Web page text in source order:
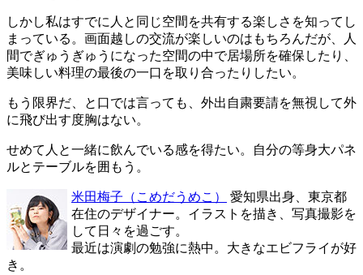
しかし私はすでに人と同じ空間を共有する楽しさを知ってし
まっている。画面越しの交流が楽しいのはもちろんだが、人
間でぎゅうぎゅうになった空間の中で居場所を確保したり、
美味しい料理の最後の一口を取り合ったりしたい。
もう限界だ、と口では言っても、外出自粛要請を無視して外
に飛び出す度胸はない。
せめて人と一緒に飲んでいる感を得たい。自分の等身大パネ
ルとテーブルを囲もう。
米田梅子 （こめだうめこ）
愛知県出身、東京都
在住のデザイナー。イラストを描き、写真撮影を
して日々を過ごす。
最近は演劇の勉強に熱中。大きなエビフライが好
き。